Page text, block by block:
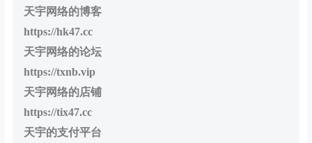
天宇网络的博客
https://hk47.cc
天宇网络的论坛
https://txnb.vip
天宇网络的店铺
https://tix47.cc
天宇的支付平台